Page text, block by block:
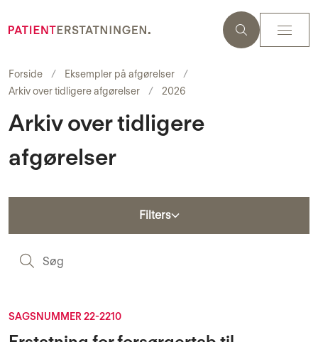
Forside
Eksempler på afgørelser
Arkiv over tidligere afgørelser
2026
Arkiv over tidligere
afgørelser
Filters
SAGSNUMMER 22-2210